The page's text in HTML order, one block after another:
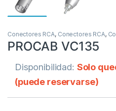
Conectores RCA, Conectores RCA,
PROCAB VC135
Disponibilidad: Solo
(puede reservarse)